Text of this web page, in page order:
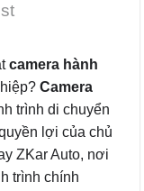
camera hành
Camera
trình di chuyển
lợi của chủ
ZKar Auto, nơi
trình chính